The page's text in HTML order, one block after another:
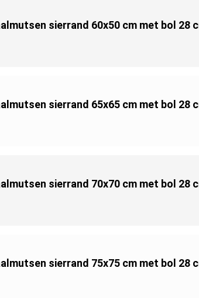
sierrand 60x50 cm met bol 28
sierrand 65x65 cm met bol 28
sierrand 70x70 cm met bol 28
sierrand 75x75 cm met bol 28